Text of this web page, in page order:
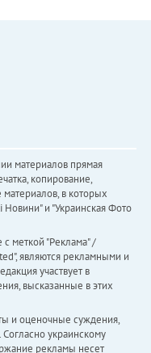
материалов прямая
копирование,
в которых
Новини" и "Украинская Фото
меткой "Реклама" /
являются рекламными и
участвует в
высказанные в этих
и оценочные суждения,
украинскому
рекламы несет